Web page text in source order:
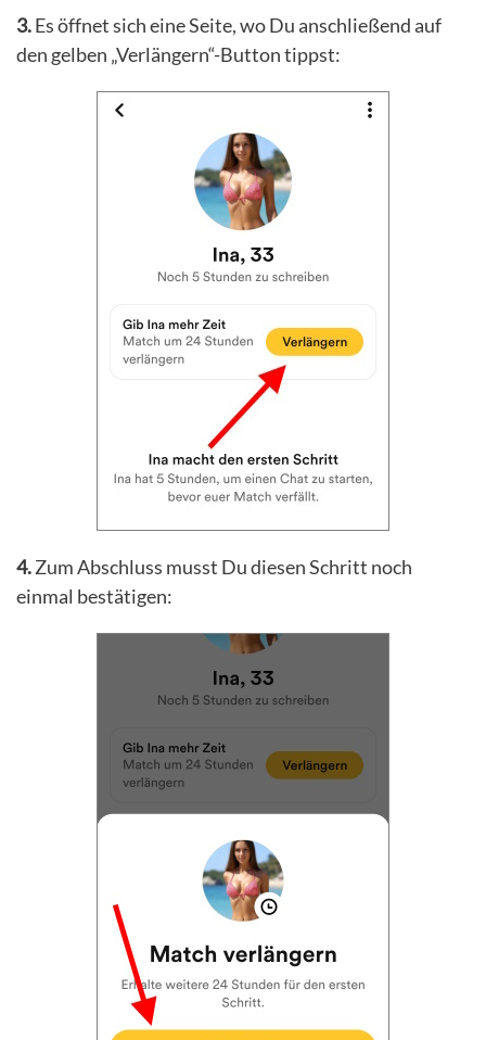
3.Es öffnet sich eine Seite, wo Du anschließend auf
den gelben „Verlängern“-Button tippst:
4.Zum Abschluss musst Du diesen Schritt noch
einmal bestätigen: